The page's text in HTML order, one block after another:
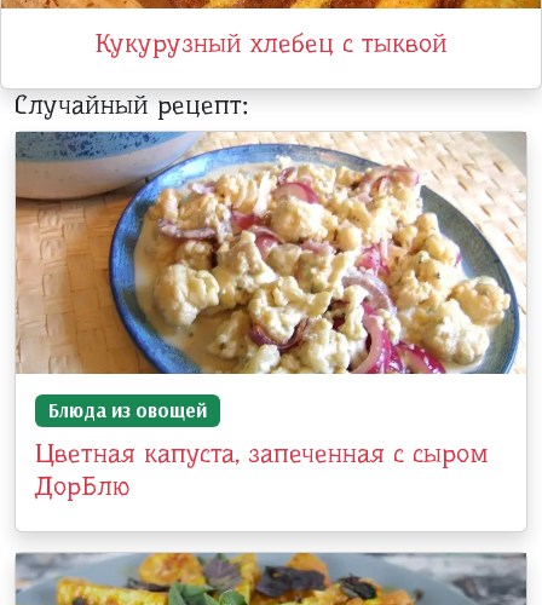
Кукурузный хлебец с тыквой
Случайный рецепт:
Блюда из овощей
Цветная капуста, запеченная с сыром
ДорБлю